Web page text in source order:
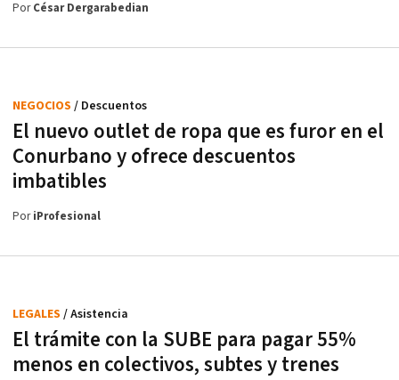
PorCésar Dergarabedian
El nuevo outlet de ropa que es furor en el
Conurbano y ofrece descuentos
imbatibles
NEGOCIOS / Descuentos
PoriProfesional
El trámite con la SUBE para pagar 55%
menos en colectivos, subtes y trenes
LEGALES / Asistencia